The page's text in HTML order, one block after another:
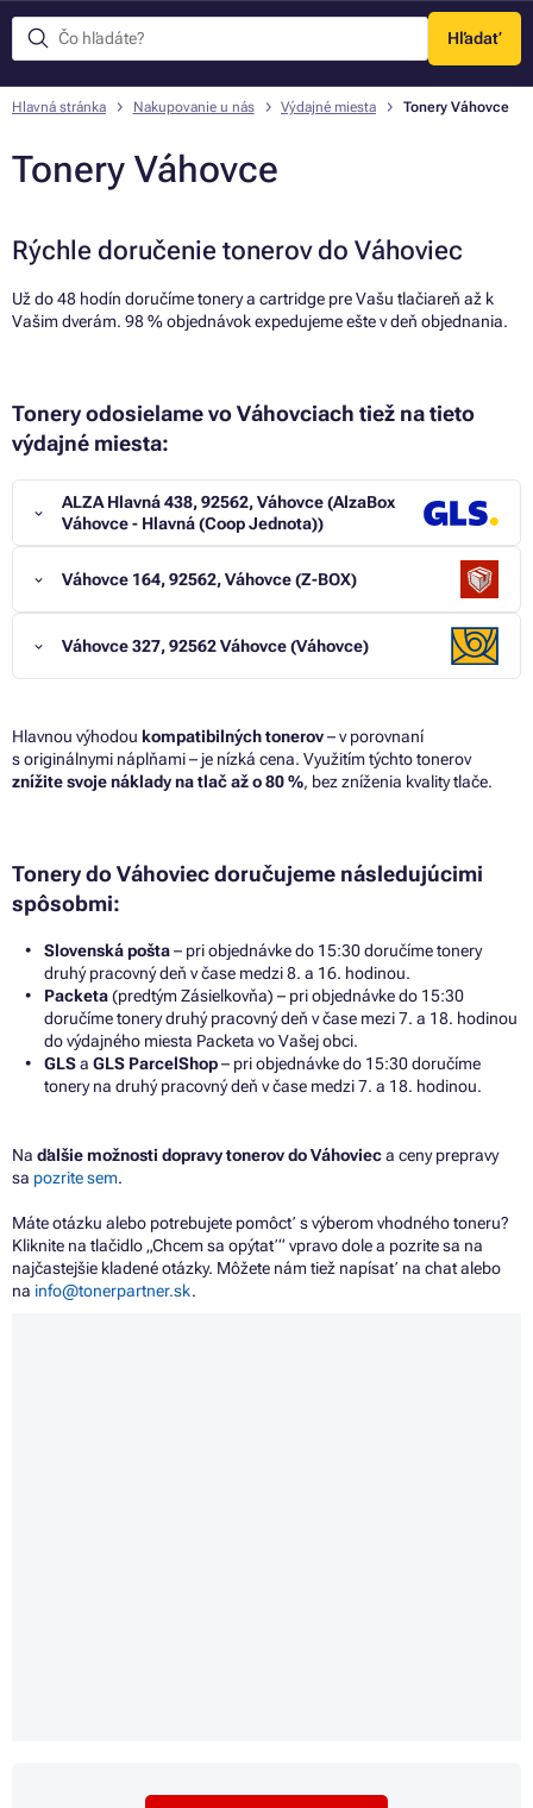
Hľadať
Menu
Hlavná stránka Nakupovanie u nás Výdajné miesta Tonery Váhovce
Tonery Váhovce
Rýchle doručenie tonerov do Váhoviec
Už do 48 hodín doručíme tonery a cartridge pre Vašu tlačiareň až k
Vašim dverám. 98 % objednávok expedujeme ešte v deň objednania.
Tonery odosielame vo Váhovciach tiež na tieto
výdajné miesta:
ALZA Hlavná 438, 92562, Váhovce (AlzaBox
Váhovce - Hlavná (Coop Jednota))
Váhovce 164, 92562, Váhovce (Z-BOX)
Váhovce 327, 92562 Váhovce (Váhovce)
Hlavnou výhodou kompatibilných tonerov– v porovnaní
s originálnymi náplňami – je nízká cena. Využitím týchto tonerov
znížite svoje náklady na tlač až o 80 %, bez zníženia kvality tlače.
Tonery do Váhoviec doručujeme následujúcimi
spôsobmi:
Slovenská pošta– pri objednávke do 15:30 doručíme tonery
druhý pracovný deň v čase medzi 8. a 16. hodinou.
Packeta(predtým Zásielkovňa) – pri objednávke do 15:30
doručíme tonery druhý pracovný deň v čase mezi 7. a 18. hodinou
do výdajného miesta Packeta vo Vašej obci.
GLSa GLS ParcelShop– pri objednávke do 15:30 doručíme
tonery na druhý pracovný deň v čase medzi 7. a 18. hodinou.
Na ďalšie možnosti dopravy tonerov do Váhovieca ceny prepravy
sa pozrite sem.
Máte otázku alebo potrebujete pomôcť s výberom vhodného toneru?
Kliknite na tlačidlo „Chcem sa opýtať“ vpravo dole a pozrite sa na
najčastejšie kladené otázky. Môžete nám tiež napísať na chat alebo
na info@tonerpartner.sk.